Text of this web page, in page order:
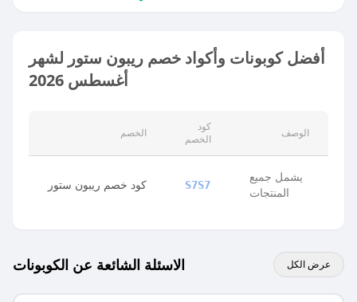
أفضل كوبونات وأكواد خصم ريبون ستور لشهر
أغسطس 2026
الخصم
كود
الخصم
الوصف
كود خصم ريبون ستور S7S7
يشمل جميع
المنتجات
الاسئلة الشائعة عن الكوبونات عرض الكل